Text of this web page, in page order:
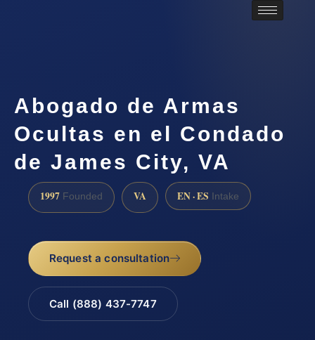
Abogado de Armas
Ocultas en el Condado
de James City, VA
1997 Founded VA EN · ES Intake
Request a consultation
Call (888) 437-7747